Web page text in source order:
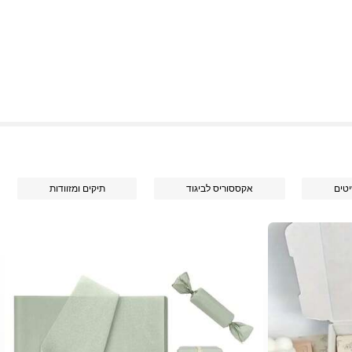
אקססוריס לביגוד תיקים ומזוודות